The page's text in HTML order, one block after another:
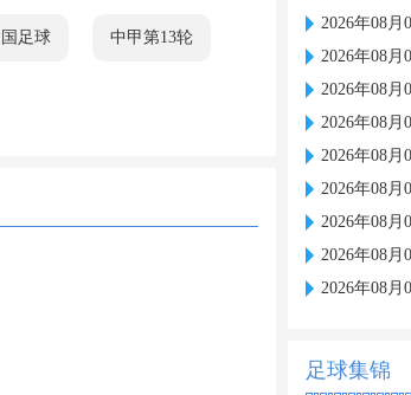
足球 中甲第13轮
2026年08月
2026年08月
2026年08
2026年08月
2026年08月
2026年08月
2026年08月
2026年08
2026年08月
足球集锦